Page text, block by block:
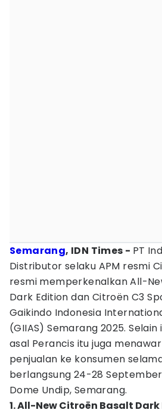
Semarang, IDN Times - PT
Distributor selaku APM resmi
resmi memperkenalkan All-
Dark Edition dan Citroën C3
Gaikindo Indonesia
(GIIAS) Semarang 2025.
asal Perancis itu juga
penjualan ke konsumen
berlangsung 24-28
Dome Undip, Semarang.
1. All-New Citroën Basalt